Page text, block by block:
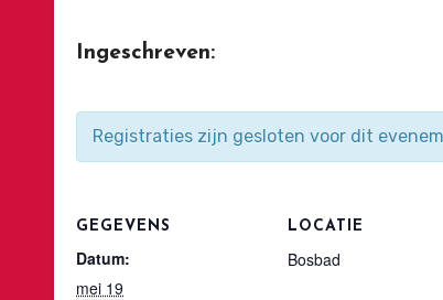
Ingeschreven:
Registraties zijn gesloten voor dit
GEGEVENS
Datum:
mei 19
LOCATIE
Bosbad